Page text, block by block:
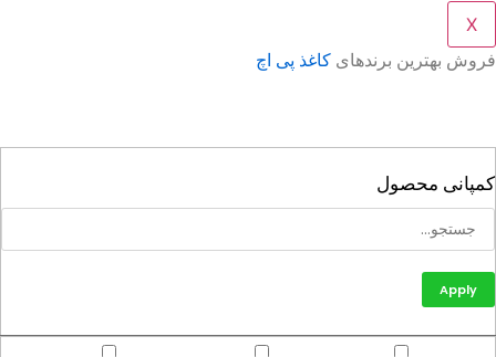
بهترین برندهایکاغذ پی اچ
محصول
Apply